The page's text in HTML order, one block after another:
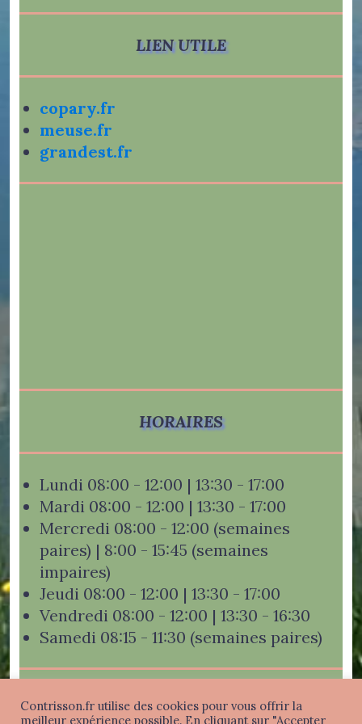
LIEN UTILE
copary.fr
meuse.fr
grandest.fr
HORAIRES
Lundi 08:00 - 12:00 | 13:30 - 17:00
Mardi 08:00 - 12:00 | 13:30 - 17:00
Mercredi 08:00 - 12:00 (semaines
paires) | 8:00 - 15:45 (semaines
impaires)
Jeudi 08:00 - 12:00 | 13:30 - 17:00
Vendredi 08:00 - 12:00 | 13:30 - 16:30
Samedi 08:15 - 11:30 (semaines paires)
Contrisson.fr utilise des cookies pour vous offrir la
meilleur expérience possible. En cliquant sur "Accepter